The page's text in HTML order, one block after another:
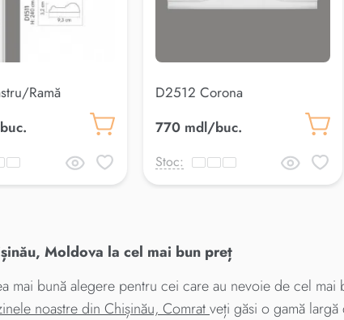
Ramă
D2512 Corona
770 mdl/buc.
Stoc:
Moldova la cel mai bun preț
mai bună alegere pentru cei care au nevoie de cel
noastre din Chișinău, Comratveți găsi o gamă